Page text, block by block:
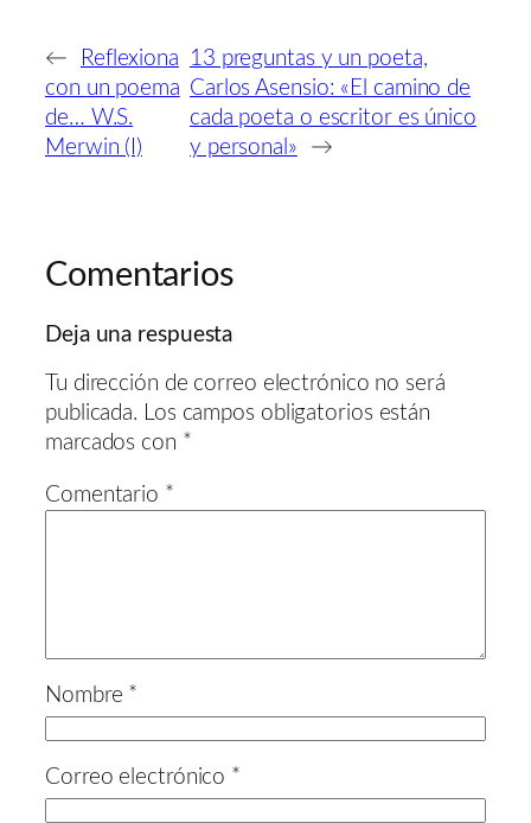
←
Reflexiona
con un poema
de… W.S.
Merwin (I)
13 preguntas y un poeta,
Carlos Asensio: «El camino de
cada poeta o escritor es único
y personal»
→
Comentarios
Deja una respuesta
Tu dirección de correo electrónico no será
publicada. Los campos obligatorios están
marcados con *
Comentario *
Nombre *
Correo electrónico *